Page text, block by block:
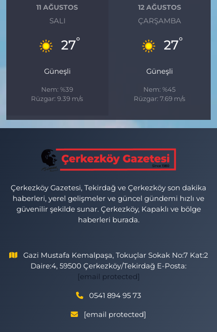
11 AĞUSTOS
SALI
27°
Güneşli
Nem: %39
Rüzgar: 9.39 m/s
12 AĞUSTOS
ÇARŞAMBA
27°
Güneşli
Nem: %45
Rüzgar: 7.69 m/s
Çerkezköy Gazetesi, Tekirdağ ve Çerkezköy son dakika
haberleri, yerel gelişmeler ve güncel gündemi hızlı ve
güvenilir şekilde sunar. Çerkezköy, Kapaklı ve bölge
haberleri burada.
Gazi Mustafa Kemalpaşa, Tokuçlar Sokak No:7 Kat:2
Daire:4, 59500 Çerkezköy/Tekirdağ E-Posta:
[email protected]
0541 894 95 73
[email protected]